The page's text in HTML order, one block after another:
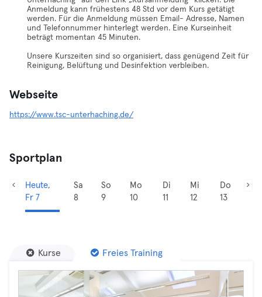
Anmeldung kann frühestens 48 Std vor dem Kurs getätigt
werden. Für die Anmeldung müssen Email- Adresse, Namen
und Telefonnummer hinterlegt werden. Eine Kurseinheit
beträgt momentan 45 Minuten.
Unsere Kurszeiten sind so organisiert, dass genügend Zeit für
Reinigung, Belüftung und Desinfektion verbleiben.
Webseite
https://www.tsc-unterhaching.de/
Sportplan
Heute,
Fr 7
Sa
8
So
9
Mo
10
Di
11
Mi
12
Do
13
Kurse Freies Training